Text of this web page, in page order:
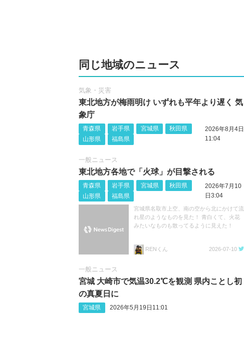
同じ地域のニュース
気象・災害
東北地方が梅雨明け いずれも平年より遅く 気
象庁
青森県 岩手県 宮城県
秋田県
山形県
福島県
2026年8月4日
11:04
一般ニュース
東北地方各地で「火球」が目撃される
青森県 岩手県 宮城県
秋田県
山形県
福島県
2026年7月10
日3:04
宮城県名取市上空、南の空から北にかけて流
れ星のようなものを見た！ 青白くて、火花
みたいなものも散ってるように見えた！
RENくん 2026-07-10
一般ニュース
宮城 大崎市で気温30.2℃を観測 県内ことし初
の真夏日に
宮城県 2026年5月19日11:01